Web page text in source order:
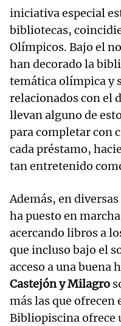
iniciativa especial
bibliotecas,
Olímpicos. Bajo el
han decorado la
temática olímpica y
relacionados con el
llevan alguno de
para completar con
cada préstamo,
tan entretenido
Además, en
ha puesto en
acercando libros a
que incluso bajo el
acceso a una buena
Castejón y Milagro
más las que ofrecen
Bibliopiscina ofrece